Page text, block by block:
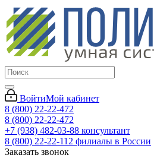
ВойтиМой кабинет
8 (800) 22-22-472
8 (800) 22-22-472
+7 (938) 482-03-88 консультант
8 (800) 22-22-112 филиалы в России
Заказать звонок